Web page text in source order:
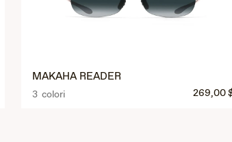
MAKAHA READER
3 colori 269,00